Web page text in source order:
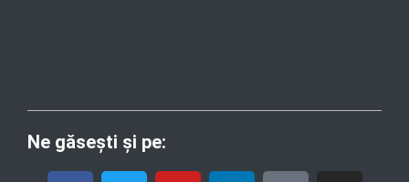
Ne găsești și pe: